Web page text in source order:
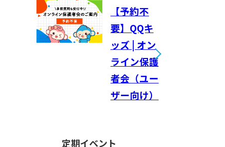
【予約不
要】QQキ
ッズ | オン
ライン保護
者会（ユー
ザー向け）
定期イベント